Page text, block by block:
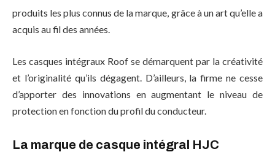
produits les plus connus de la marque, grâce à un art qu’elle a
acquis au fil des années.
Les casques intégraux Roof se démarquent par la créativité
et l’originalité qu’ils dégagent. D’ailleurs, la firme ne cesse
d’apporter des innovations en augmentant le niveau de
protection en fonction du profil du conducteur.
La marque de casque intégral HJC